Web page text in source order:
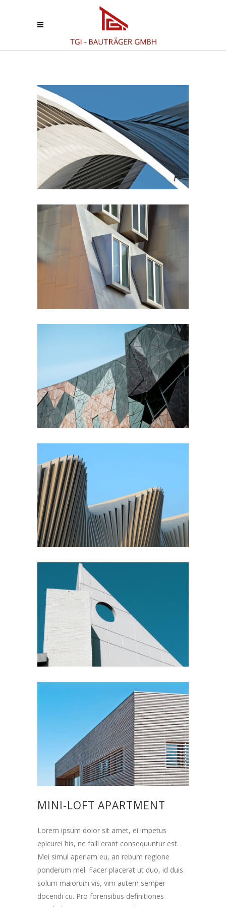
MINI-LOFT APARTMENT
Lorem ipsum dolor sit amet, ei impetus
epicurei his, ne falli erant consequuntur est.
Mei simul aperiam eu, an rebum regione
ponderum mel. Facer placerat ut duo, id duis
solum maiorum vis, vim autem semper
docendi cu. Pro forensibus definitiones